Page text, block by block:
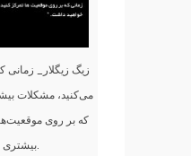
زیگ زیگلار_
می‌کنید، مشکلات
که بر روی
بیشتری خواهید داشت.